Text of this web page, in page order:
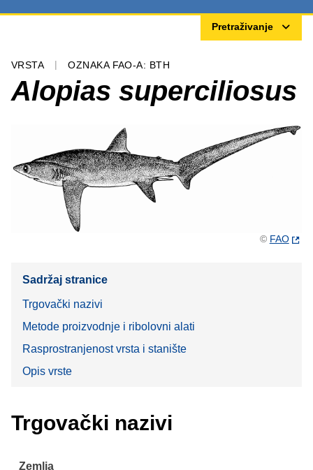
Pretraživanje
VRSTA OZNAKA FAO-A: BTH
Alopias superciliosus
© FAO
Sadržaj stranice
Trgovački nazivi
Metode proizvodnje i ribolovni alati
Rasprostranjenost vrsta i stanište
Opis vrste
Trgovački nazivi